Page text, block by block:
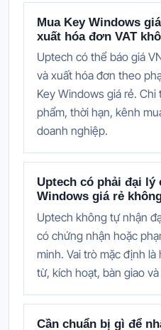
Mua Key Windows
xuất hóa đơn VAT
Uptech có thể báo giá
và xuất hóa đơn theo
Key Windows giá rẻ.
phẩm, thời hạn, kênh
doanh nghiệp.
Uptech có phải đại
Windows giá rẻ
Uptech không tự nhận
có chứng nhận hoặc
minh. Vai trò mặc định
từ, kích hoạt, bàn giao
Cần chuẩn bị gì để